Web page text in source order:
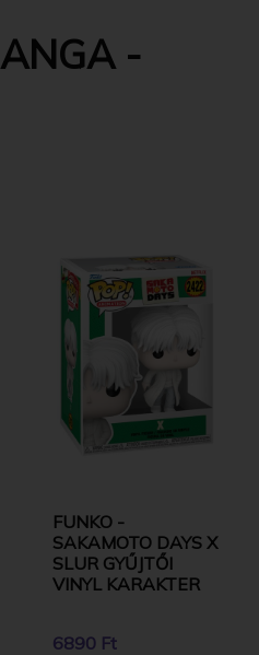
-
FUNKO -
SAKAMOTO DAYS X
SLUR GYŰJTŐI
VINYL KARAKTER
6890 Ft